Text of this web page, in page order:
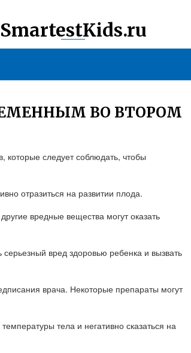
SmartestKids.ru
ВО ВТОРОМ
которые следует соблюдать, чтобы
отразиться на развитии плода.
вредные вещества могут оказать
вред здоровью ребенка и вызвать
врача. Некоторые препараты могут
тела и негативно сказаться на